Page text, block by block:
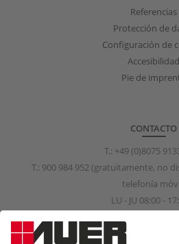
Referencias
Protección de
Configuración de
Accesibilidad
Pie de
CONTACTO
T.: +49 (0)8075
T.: 900 984 952(gratuitamente, no
telefonía
LU - JU 08:00 -
info@auer-